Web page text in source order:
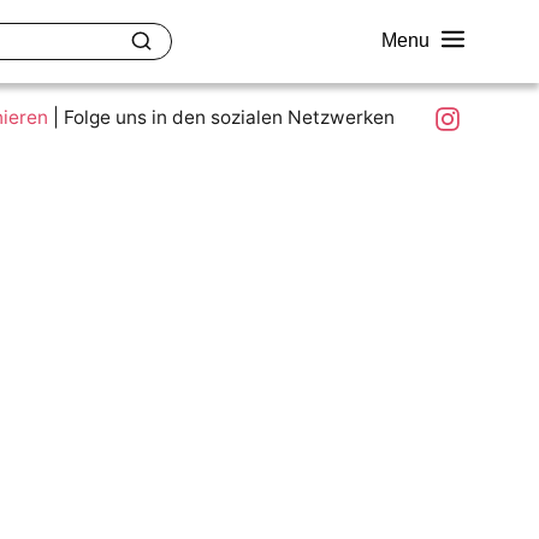
Menu
Was ist colour.education?
Ziele und Mitmachen
Folge uns in den sozialen Netzwerken Instagram